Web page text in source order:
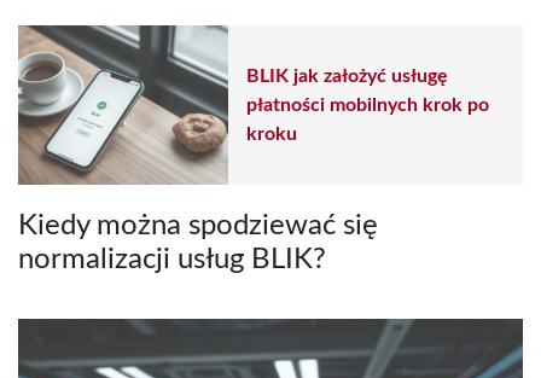
BLIK jak założyć usługę
płatności mobilnych krok po
kroku
Kiedy można spodziewać się
normalizacji usług BLIK?